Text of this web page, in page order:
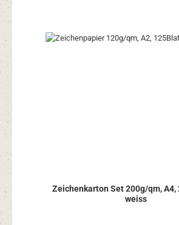
Zeichenkarton Set 200g/qm, A4,
weiss